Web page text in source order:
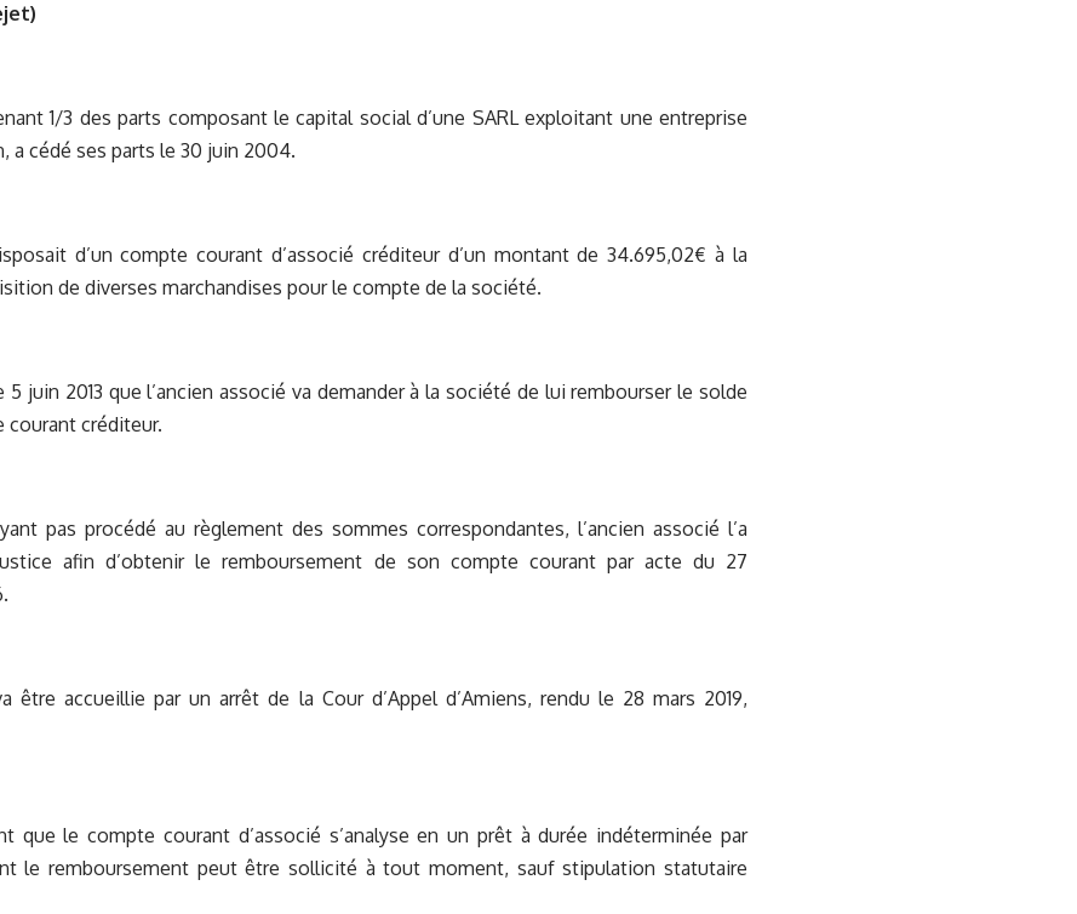
1/3 des parts composant le capital social d’une SARL exploitant une entreprise
a cédé ses parts le 30 juin 2004.
d’un compte courant d’associé créditeur d’un montant de 34.695,02€ à la
de diverses marchandises pour le compte de la société.
5 juin 2013 que l’ancien associé va demander à la société de lui rembourser le solde
courant créditeur.
pas procédé au règlement des sommes correspondantes, l’ancien associé l’a
afin d’obtenir le remboursement de son compte courant par acte du 27
être accueillie par un arrêt de la Cour d’Appel d’Amiens, rendu le 28 mars 2019,
que le compte courant d’associé s’analyse en un prêt à durée indéterminée par
le remboursement peut être sollicité à tout moment, sauf stipulation statutaire